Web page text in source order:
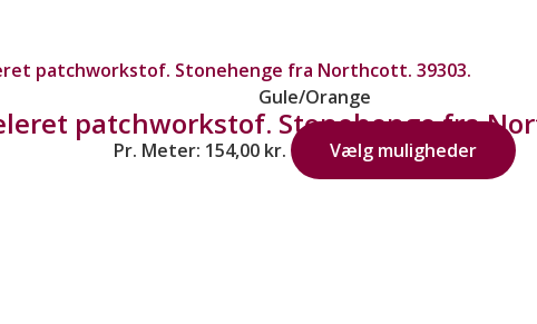
Gule/Orange
patchworkstof. Stonehenge fra
Pr. Meter: 154,00 kr. Vælg muligheder